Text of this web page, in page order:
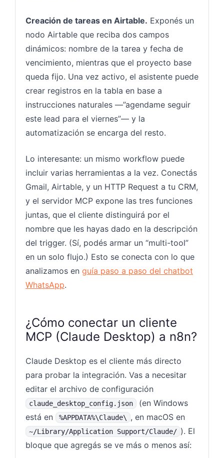
Creación de tareas en Airtable. Exponés un
nodo Airtable que reciba dos campos
dinámicos: nombre de la tarea y fecha de
vencimiento, mientras que el proyecto base
queda fijo. Una vez activo, el asistente puede
crear registros en la tabla en base a
instrucciones naturales —”agendame seguir
este lead para el viernes”— y la
automatización se encarga del resto.
Lo interesante: un mismo workflow puede
incluir varias herramientas a la vez. Conectás
Gmail, Airtable, y un HTTP Request a tu CRM,
y el servidor MCP expone las tres funciones
juntas, que el cliente distinguirá por el
nombre que les hayas dado en la descripción
del trigger. (Sí, podés armar un “multi-tool”
en un solo flujo.) Esto se conecta con lo que
analizamos en guía paso a paso del chatbot
WhatsApp.
¿Cómo conectar un cliente
MCP (Claude Desktop) a n8n?
Claude Desktop es el cliente más directo
para probar la integración. Vas a necesitar
editar el archivo de configuración
claude_desktop_config.json
(en Windows
está en
%APPDATA%\Claude\ , en macOS en
~/Library/Application Support/Claude/ ). El
bloque que agregás se ve más o menos así: